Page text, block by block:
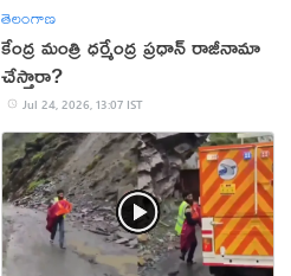
తెలంగాణ
కేంద్ర మంత్రి ధర్మేంద్ర ప్రధాన్ రాజీనామా
చేస్తారా?
Jul 24, 2026, 13:07 IST